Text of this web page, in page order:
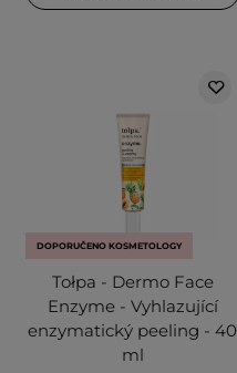
DOPORUČENO KOSMETOLOGY
Tołpa - Dermo Face
Enzyme - Vyhlazující
enzymatický peeling - 40
ml